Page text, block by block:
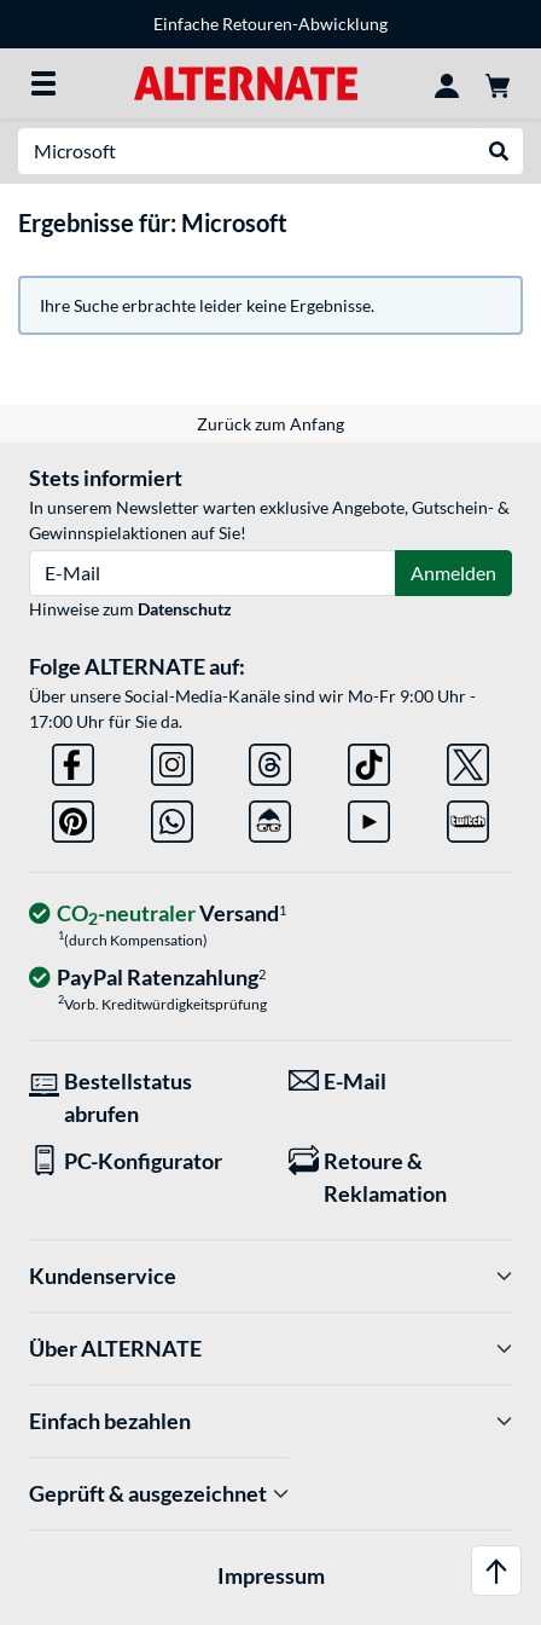
Einfache Retouren-Abwicklung
Ergebnisse für: Microsoft
Ihre Suche erbrachte leider keine Ergebnisse.
Zurück zum Anfang
Stets informiert
In unserem Newsletter warten exklusive Angebote, Gutschein- &
Gewinnspielaktionen auf Sie!
Anmelden
Hinweise zum Datenschutz
Folge ALTERNATE auf:
Über unsere Social-Media-Kanäle sind wir Mo-Fr 9:00 Uhr -
17:00 Uhr für Sie da.
CO2-neutralerVersand1
1(durch Kompensation)
PayPal Ratenzahlung2
2Vorb. Kreditwürdigkeitsprüfung
Bestellstatus
abrufen
E-Mail
PC-Konfigurator
Retoure &
Reklamation
Kundenservice
Über ALTERNATE
Einfach bezahlen
Geprüft & ausgezeichnet
Impressum